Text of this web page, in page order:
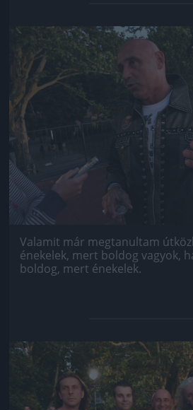
Jön még
Valamit már megtanultam
énekelek, mert boldog vagyok,
boldog, mert énekelek.
Jön még